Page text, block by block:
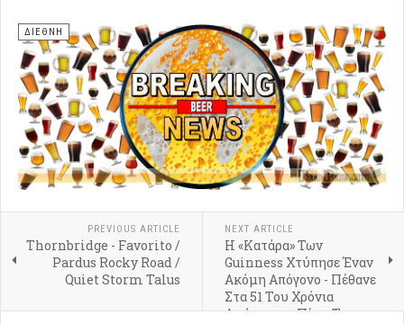
ΔΙΕΘΝΗ
PREVIOUS ARTICLE
Thornbridge - Favorito /
Pardus Rocky Road /
Quiet Storm Talus
NEXT ARTICLE
Η «Κατάρα» Των
Guinness Χτύπησε Έναν
Ακόμη Απόγονο - Πέθανε
Στα 51 Του Χρόνια
Αφήνοντας Πίσω Του